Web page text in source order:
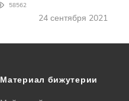
58562
24 сентября 2021
Материал бижутерии